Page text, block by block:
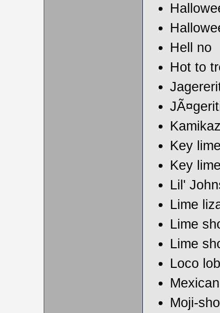
Hell no
Hot to
Key
Key
Lil'
Lime
Lime
Lime
Loco
Moji-